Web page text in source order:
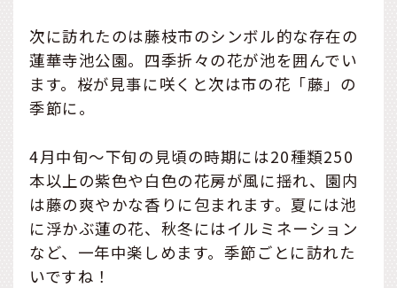
次に訪れたのは藤枝市のシンボル的な存在の
蓮華寺池公園。四季折々の花が池を囲んでい
ます。桜が見事に咲くと次は市の花「藤」の
季節に。
4月中旬～下旬の見頃の時期には20種類250
本以上の紫色や白色の花房が風に揺れ、園内
は藤の爽やかな香りに包まれます。夏には池
に浮かぶ蓮の花、秋冬にはイルミネーション
など、一年中楽しめます。季節ごとに訪れた
いですね！